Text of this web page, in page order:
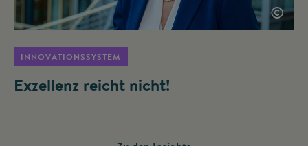
©
INNOVATIONSSYSTEM
Exzellenz reicht nicht!